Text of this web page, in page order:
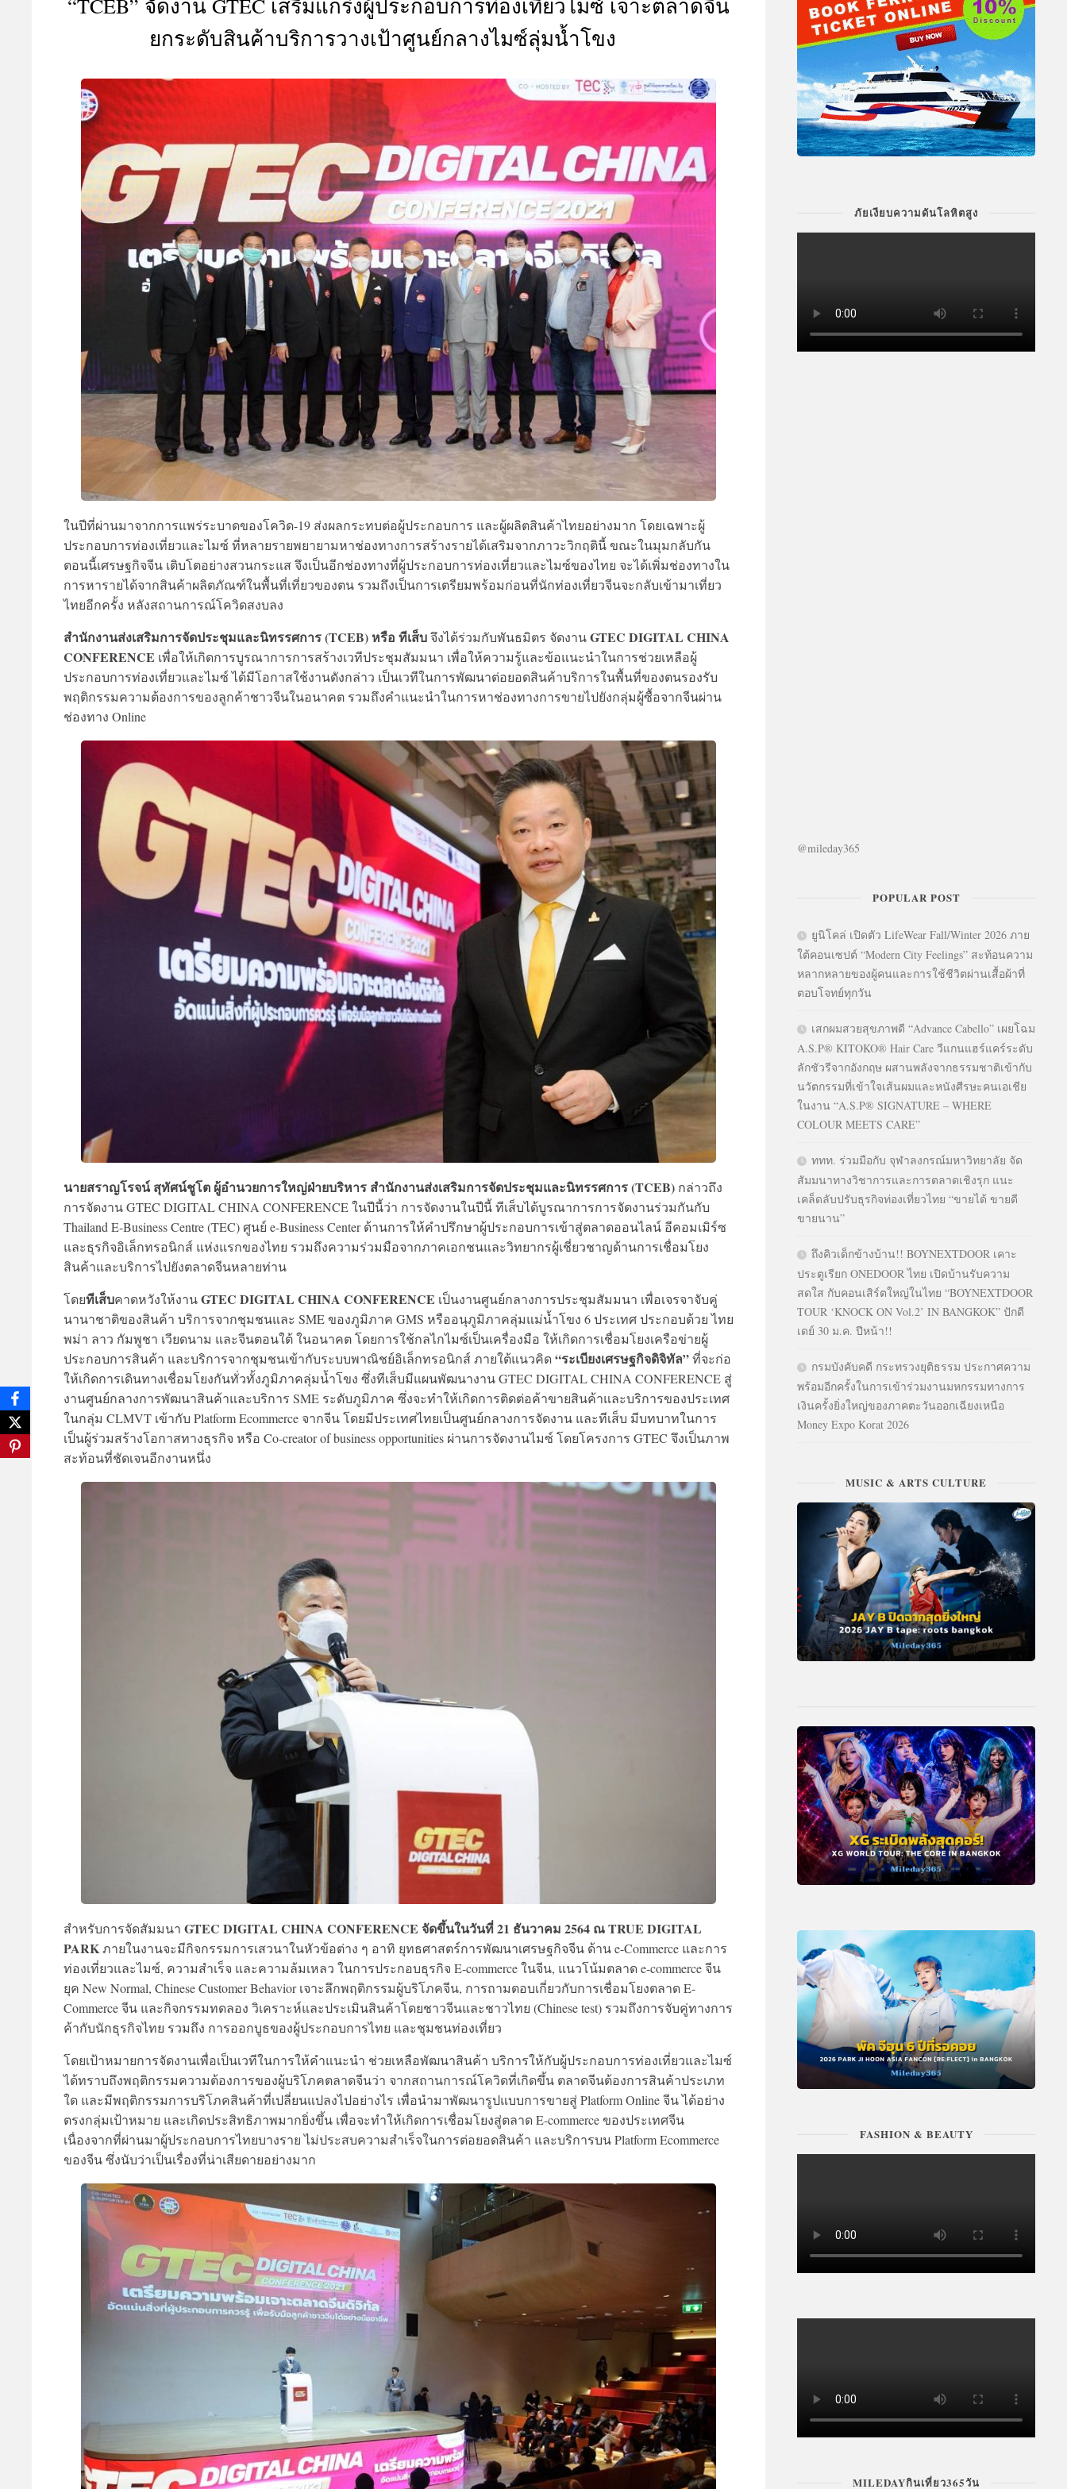
ACTIVITIES
&
DEAL
“TCEB” จัดงาน GTEC เสริมแกร่งผู้ประกอบการท่องเที่ยวไมซ์ เจาะตลาดจีน
ยกระดับสินค้าบริการวางเป้าศูนย์กลางไมซ์ลุ่มน้ำโขง
ในปีที่ผ่านมาจากการแพร่ระบาดของโควิด-19 ส่งผลกระทบต่อผู้ประกอบการ และผู้ผลิตสินค้าไทยอย่างมาก โดยเฉพาะผู้
ประกอบการท่องเที่ยวและไมซ์ ที่หลายรายพยายามหาช่องทางการสร้างรายได้เสริมจากภาวะวิกฤตินี้ ขณะในมุมกลับกัน
ตอนนี้เศรษฐกิจจีน เติบโตอย่างสวนกระแส จึงเป็นอีกช่องทางที่ผู้ประกอบการท่องเที่ยวและไมซ์ของไทย จะได้เพิ่มช่องทางใน
การหารายได้จากสินค้าผลิตภัณฑ์ในพื้นที่เที่ยวของตน รวมถึงเป็นการเตรียมพร้อมก่อนที่นักท่องเที่ยวจีนจะกลับเข้ามาเที่ยว
ไทยอีกครั้ง หลังสถานการณ์โควิดสงบลง
สำนักงานส่งเสริมการจัดประชุมและนิทรรศการ (TCEB) หรือ ทีเส็บจึงได้ร่วมกับพันธมิตร จัดงานGTEC DIGITAL CHINA
CONFERENCE เพื่อให้เกิดการบูรณาการการสร้างเวทีประชุมสัมมนา เพื่อให้ความรู้และข้อแนะนำในการช่วยเหลือผู้
ประกอบการท่องเที่ยวและไมซ์ ได้มีโอกาสใช้งานดังกล่าว เป็นเวทีในการพัฒนาต่อยอดสินค้าบริการในพื้นที่ของตนรองรับ
พฤติกรรมความต้องการของลูกค้าชาวจีนในอนาคต รวมถึงคำแนะนำในการหาช่องทางการขายไปยังกลุ่มผู้ซื้อจากจีนผ่าน
ช่องทาง Online
นายสราญโรจน์ สุทัศน์ชูโต ผู้อำนวยการใหญ่ฝ่ายบริหาร สำนักงานส่งเสริมการจัดประชุมและนิทรรศการ (TCEB) กล่าวถึง
การจัดงาน GTEC DIGITAL CHINA CONFERENCE ในปีนี้ว่า การจัดงานในปีนี้ ทีเส็บได้บูรณาการการจัดงานร่วมกันกับ
Thailand E-Business Centre (TEC) ศูนย์ e-Business Center ด้านการให้คำปรึกษาผู้ประกอบการเข้าสู่ตลาดออนไลน์ อีคอมเมิร์ซ
และธุรกิจอิเล็กทรอนิกส์ แห่งแรกของไทย รวมถึงความร่วมมือจากภาคเอกชนและวิทยากรผู้เชี่ยวชาญด้านการเชื่อมโยง
สินค้าและบริการไปยังตลาดจีนหลายท่าน
โดยทีเส็บคาดหวังให้งานGTEC DIGITAL CHINA CONFERENCE เป็นงานศูนย์กลางการประชุมสัมมนา เพื่อเจรจาจับคู่
นานาชาติของสินค้า บริการจากชุมชนและ SME ของภูมิภาค GMS หรืออนุภูมิภาคลุ่มแม่น้ำโขง 6 ประเทศ ประกอบด้วย ไทย
พม่า ลาว กัมพูชา เวียดนาม และจีนตอนใต้ ในอนาคต โดยการใช้กลไกไมซ์เป็นเครื่องมือ ให้เกิดการเชื่อมโยงเครือข่ายผู้
ประกอบการสินค้า และบริการจากชุมชนเข้ากับระบบพาณิชย์อิเล็กทรอนิกส์ ภายใต้แนวคิด“ระเบียงเศรษฐกิจดิจิทัล”ที่จะก่อ
ให้เกิดการเดินทางเชื่อมโยงกันทั่วทั้งภูมิภาคลุ่มน้ำโขง ซึ่งทีเส็บมีแผนพัฒนางาน GTEC DIGITAL CHINA CONFERENCE สู่
งานศูนย์กลางการพัฒนาสินค้าและบริการ SME ระดับภูมิภาค ซึ่งจะทำให้เกิดการติดต่อค้าขายสินค้าและบริการของประเทศ
ในกลุ่ม CLMVT เข้ากับ Platform Ecommerce จากจีน โดยมีประเทศไทยเป็นศูนย์กลางการจัดงาน และทีเส็บ มีบทบาทในการ
เป็นผู้ร่วมสร้างโอกาสทางธุรกิจ หรือ Co-creator of business opportunities ผ่านการจัดงานไมซ์ โดยโครงการ GTEC จึงเป็นภาพ
สะท้อนที่ชัดเจนอีกงานหนึ่ง
สำหรับการจัดสัมมนา GTEC DIGITAL CHINA CONFERENCE จัดขึ้นในวันที่ 21 ธันวาคม 2564 ณ TRUE DIGITAL
PARKภายในงานจะมีกิจกรรมการเสวนาในหัวข้อต่าง ๆ อาทิ ยุทธศาสตร์การพัฒนาเศรษฐกิจจีน ด้าน e-Commerce และการ
ท่องเที่ยวและไมซ์, ความสำเร็จ และความล้มเหลว ในการประกอบธุรกิจ E-commerce ในจีน, แนวโน้มตลาด e-commerce จีน
ยุค New Normal, Chinese Customer Behavior เจาะลึกพฤติกรรมผู้บริโภคจีน, การถามตอบเกี่ยวกับการเชื่อมโยงตลาด E-
Commerce จีน และกิจกรรมทดลอง วิเคราะห์และประเมินสินค้าโดยชาวจีนและชาวไทย (Chinese test) รวมถึงการจับคู่ทางการ
ค้ากับนักธุรกิจไทย รวมถึง การออกบูธของผู้ประกอบการไทย และชุมชนท่องเที่ยว
โดยเป้าหมายการจัดงานเพื่อเป็นเวทีในการให้คำแนะนำ ช่วยเหลือพัฒนาสินค้า บริการให้กับผู้ประกอบการท่องเที่ยวและไมซ์
ได้ทราบถึงพฤติกรรมความต้องการของผู้บริโภคตลาดจีนว่า จากสถานการณ์โควิดที่เกิดขึ้น ตลาดจีนต้องการสินค้าประเภท
ใด และมีพฤติกรรมการบริโภคสินค้าที่เปลี่ยนแปลงไปอย่างไร เพื่อนำมาพัฒนารูปแบบการขายสู่ Platform Online จีน ได้อย่าง
ตรงกลุ่มเป้าหมาย และเกิดประสิทธิภาพมากยิ่งขึ้น เพื่อจะทำให้เกิดการเชื่อมโยงสู่ตลาด E-commerce ของประเทศจีน
เนื่องจากที่ผ่านมาผู้ประกอบการไทยบางราย ไม่ประสบความสำเร็จในการต่อยอดสินค้า และบริการบน Platform Ecommerce
ของจีน ซึ่งนับว่าเป็นเรื่องที่น่าเสียดายอย่างมาก
ภัยเงียบความดันโลหิตสูง
@mileday365
POPULAR POST
ยูนิโคล่ เปิดตัว LifeWear Fall/Winter 2026 ภาย
ใต้คอนเซปต์ “Modern City Feelings” สะท้อนความ
หลากหลายของผู้คนและการใช้ชีวิตผ่านเสื้อผ้าที่
ตอบโจทย์ทุกวัน
เสกผมสวยสุขภาพดี “Advance Cabello” เผยโฉม
A.S.P® KITOKO® Hair Care วีแกนแฮร์แคร์ระดับ
ลักชัวรีจากอังกฤษ ผสานพลังจากธรรมชาติเข้ากับ
นวัตกรรมที่เข้าใจเส้นผมและหนังศีรษะคนเอเชีย
ในงาน “A.S.P® SIGNATURE – WHERE
COLOUR MEETS CARE”
ททท. ร่วมมือกับ จุฬาลงกรณ์มหาวิทยาลัย จัด
สัมมนาทางวิชาการและการตลาดเชิงรุก แนะ
เคล็ดลับปรับธุรกิจท่องเที่ยวไทย “ขายได้ ขายดี
ขายนาน”
ถึงคิวเด็กข้างบ้าน!! BOYNEXTDOOR เคาะ
ประตูเรียก ONEDOOR ไทย เปิดบ้านรับความ
สดใส กับคอนเสิร์ตใหญ่ในไทย “BOYNEXTDOOR
TOUR ‘KNOCK ON Vol.2’ IN BANGKOK” ปักดี
เดย์ 30 ม.ค. ปีหน้า!!
กรมบังคับคดี กระทรวงยุติธรรม ประกาศความ
พร้อมอีกครั้งในการเข้าร่วมงานมหกรรมทางการ
เงินครั้งยิ่งใหญ่ของภาคตะวันออกเฉียงเหนือ
Money Expo Korat 2026
MUSIC & ARTS CULTURE
FASHION & BEAUTY
MILEDAYกินเที่ยว365วัน